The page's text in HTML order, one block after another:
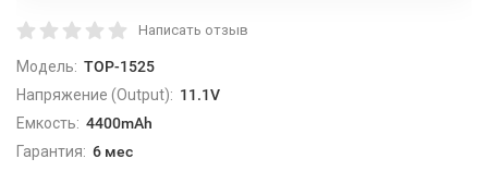
Написать отзыв
Модель: TOP-1525
Напряжение (Output): 11.1V
Емкость: 4400mAh
Гарантия: 6 мес